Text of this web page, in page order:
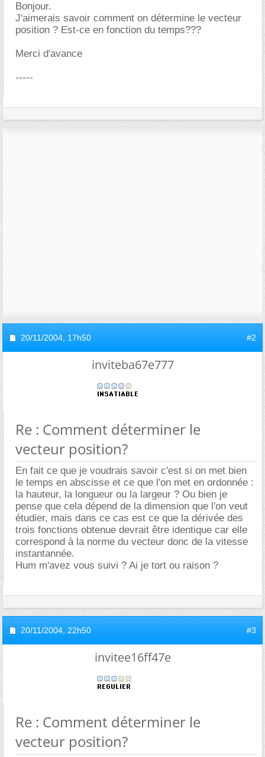
Bonjour.
J'aimerais savoir comment on détermine le vecteur
position ? Est-ce en fonction du temps???
Merci d'avance
-----
20/11/2004, 17h50 #2
inviteba67e777
Re : Comment déterminer le
vecteur position?
En fait ce que je voudrais savoir c'est si on met bien
le temps en abscisse et ce que l'on met en ordonnée :
la hauteur, la longueur ou la largeur ? Ou bien je
pense que cela dépend de la dimension que l'on veut
étudier, mais dans ce cas est ce que la dérivée des
trois fonctions obtenue devrait être identique car elle
correspond à la norme du vecteur donc de la vitesse
instantannée.
Hum m'avez vous suivi ? Ai je tort ou raison ?
20/11/2004, 22h50 #3
invitee16ff47e
Re : Comment déterminer le
vecteur position?